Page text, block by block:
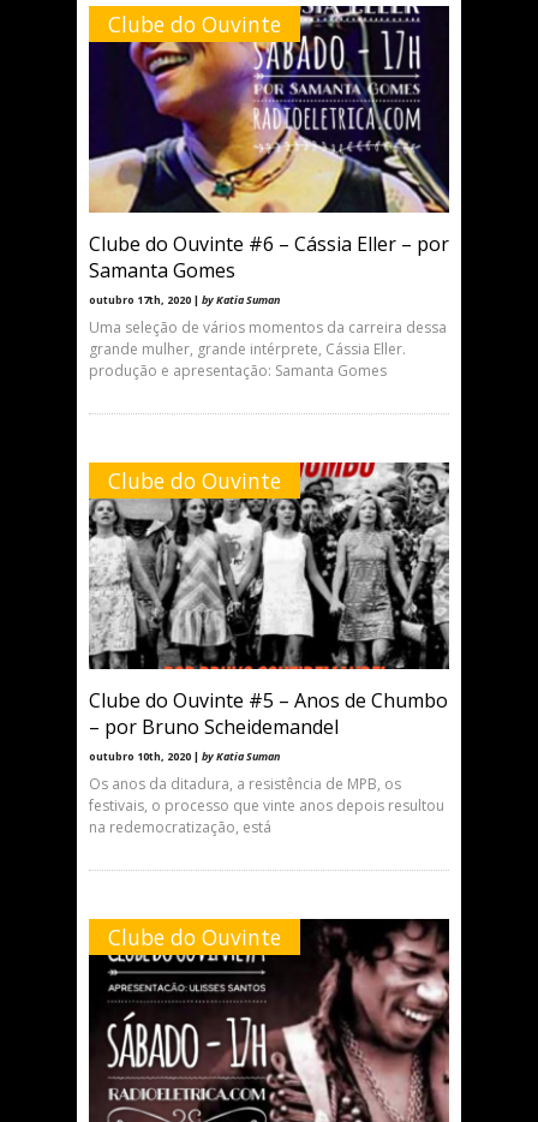
Clube do Ouvinte
Clube do Ouvinte #6 – Cássia Eller – por
Samanta Gomes
outubro 17th, 2020 | by Katia Suman
Uma seleção de vários momentos da carreira dessa
grande mulher, grande intérprete, Cássia Eller.
produção e apresentação: Samanta Gomes
Clube do Ouvinte
Clube do Ouvinte #5 – Anos de Chumbo
– por Bruno Scheidemandel
outubro 10th, 2020 | by Katia Suman
Os anos da ditadura, a resistência de MPB, os
festivais, o processo que vinte anos depois resultou
na redemocratização, está
Clube do Ouvinte